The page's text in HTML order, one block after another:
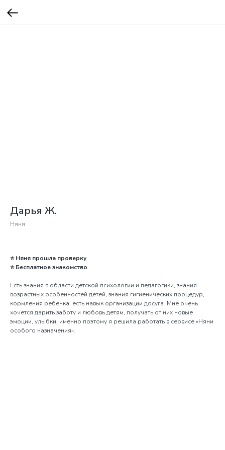
Дарья Ж.
Няня
⭐ Няня прошла проверку
⭐ Бесплатное знакомство
Есть знания в области детской психологии и педагогики, знания
возрастных особенностей детей, знания гигиенических процедур,
кормления ребенка, есть навык организации досуга. Мне очень
хочется дарить заботу и любовь детям, получать от них новые
эмоции, улыбки, именно поэтому я решила работать в сервисе «Няни
особого назначения».